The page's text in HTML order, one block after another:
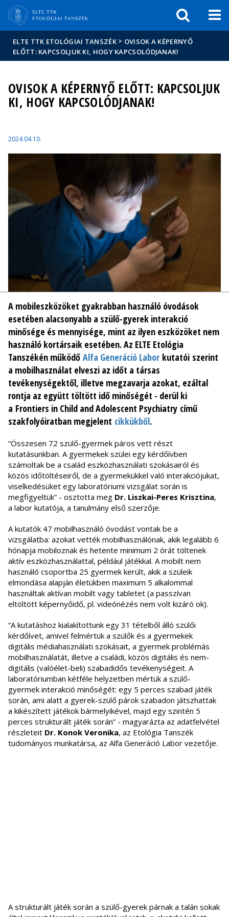
sajtóban
ELTE TTK ETOLÓGIAI TANSZÉK > OVISOK A KÉPERNYŐ
ELŐTT: KAPCSOLJUK KI, HOGY KAPCSOLÓDJANAK!
OVISOK A KÉPERNYŐ ELŐTT: KAPCSOLJUK
KI, HOGY KAPCSOLÓDJANAK!
2024.04.10.
A mobileszközöket gyakrabban használó óvodások
esetében alacsonyabb a szülő-gyerek interakció
minősége és mennyisége, mint az ilyen eszközöket nem
használó kortársaik esetében. Az ELTE Etológia
Tanszékén működő Alfa Generáció Labor kutatói szerint
a mobilhasználat elveszi az időt a társas
tevékenységektől, illetve megzavarja azokat, ezáltal
rontja az együtt töltött idő minőségét - derül ki
a Frontiers in Child and Adolescent Psychiatry című
szakfolyóiratban megjelent cikkükből.
“Összesen 72 szülő-gyermek páros vett részt
kutatásunkban. A gyermekek szülei egy kérdőívben
számoltak be a család eszközhasználati szokásairól és
közös időtöltéseiről, de a gyermekükkel való interakciójukat,
viselkedésüket egy laboratóriumi vizsgálat során is
megfigyeltük” - osztotta meg Dr. Liszkai-Peres Krisztina,
a labor kutatója, a tanulmány első szerzője.
A kutatók 47 mobilhasználó óvodást vontak be a
vizsgálatba: azokat vették mobilhasználónak, akik legalább 6
hónapja mobiloznak és hetente minimum 2 órát töltenek
aktív eszközhasználattal, például játékkal. A mobilt nem
használó csoportba 25 gyermek került, akik a szüleik
elmondása alapján életükben maximum 5 alkalommal
használtak aktívan mobilt vagy tabletet (a passzívan
eltöltött képernyőidő, pl. videónézés nem volt kizáró ok).
“A kutatáshoz kialakítottunk egy 31 tételből álló szülői
kérdőívet, amivel felmértük a szülők és a gyermekek
digitális médiahasználati szokásait, a gyermek problémás
mobilhasználatát, illetve a családi, közös digitális és nem-
digitális (valóélet-beli) szabadidős tevékenységeit. A
laboratóriumban kétféle helyzetben mértük a szülő-
gyermek interakció minőségét: egy 5 perces szabad játék
során, ami alatt a gyerek-szülő párok szabadon játszhattak
a kikészített játékok bármelyikével, majd egy szintén 5
perces strukturált játék során” - magyarázta az adatfelvétel
részleteit Dr. Konok Veronika, az Etológia Tanszék
tudományos munkatársa, az Alfa Generáció Labor vezetője.
A strukturált játék során a szülő-gyerek párnak a talán sokak